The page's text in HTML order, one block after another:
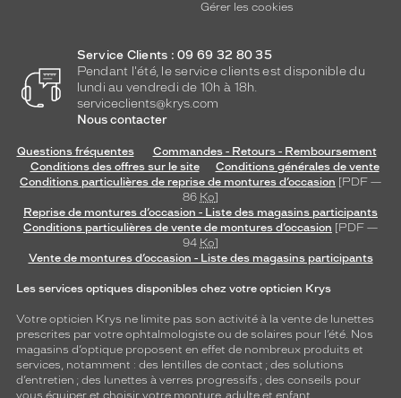
Gérer les cookies
Service Clients : 09 69 32 80 35
Pendant l'été, le service clients est disponible du
lundi au vendredi de 10h à 18h.
serviceclients@krys.com
Nous contacter
Questions fréquentes
Commandes - Retours - Remboursement
Conditions des offres sur le site
Conditions générales de vente
Conditions particulières de reprise de montures d’occasion [PDF —
86 Ko]
Reprise de montures d’occasion - Liste des magasins participants
Conditions particulières de vente de montures d’occasion [PDF —
94 Ko]
Vente de montures d’occasion - Liste des magasins participants
Les services optiques disponibles chez votre opticien Krys
Votre opticien Krys ne limite pas son activité à la vente de lunettes
prescrites par votre ophtalmologiste ou de solaires pour l’été. Nos
magasins d’optique proposent en effet de nombreux produits et
services, notamment : des lentilles de contact ; des solutions
d’entretien ; des lunettes à verres progressifs ; des conseils pour
vous équiper et choisir votre monture, adulte et enfant.